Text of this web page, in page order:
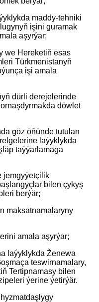
maddy-tehniki
işini guramak
aşyrýar;
we Hereketiň esas
Türkmenistanyň
işi amala
dürli derejelerinde
döwlet
göz öňünde tutulan
laýyklykda
taýýarlamaga
jemgyýetçilik
bilen çykyş
berýär;
maksatnamalaryny
amala aşyrýar;
laýyklykda Ženewa
teswirnamalary,
Tertipnamasy bilen
ýerine ýetirýär.